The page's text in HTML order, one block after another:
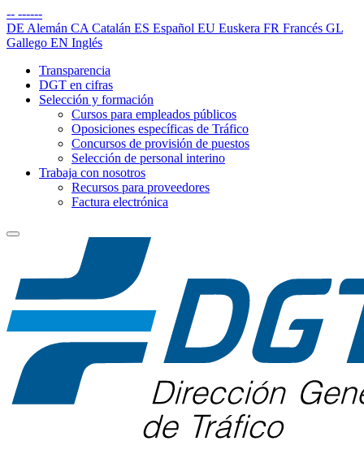
-- ------
DE Alemán CA Catalán ES Español EU Euskera FR Francés GL
Gallego EN Inglés
Transparencia
DGT en cifras
Selección y formación
Cursos para empleados públicos
Oposiciones específicas de Tráfico
Concursos de provisión de puestos
Selección de personal interino
Trabaja con nosotros
Recursos para proveedores
Factura electrónica